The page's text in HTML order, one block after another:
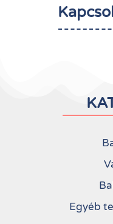
Egyéb